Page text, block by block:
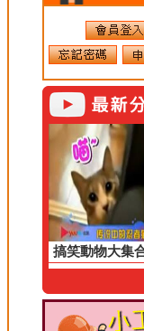
搞笑動物大集